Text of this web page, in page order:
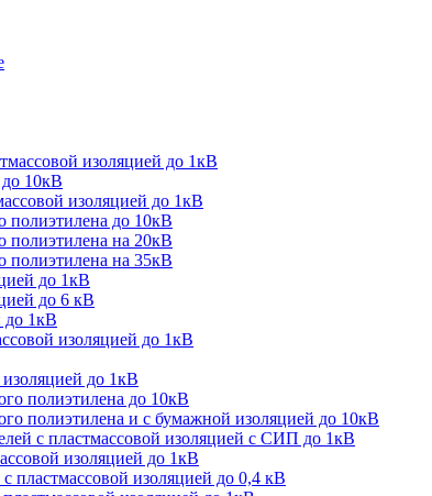
изоляцией до 1кВ
10кВ
изоляцией до 1кВ
полиэтилена до 10кВ
полиэтилена на 20кВ
полиэтилена на 35кВ
до 1кВ
до 6 кВ
до 1кВ
изоляцией до 1кВ
до 1кВ
полиэтилена до 10кВ
полиэтилена и с бумажной изоляцией до 10кВ
с пластмассовой изоляцией с СИП до 1кВ
изоляцией до 1кВ
пластмассовой изоляцией до 0,4 кВ